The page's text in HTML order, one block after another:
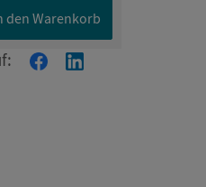
den Warenkorb